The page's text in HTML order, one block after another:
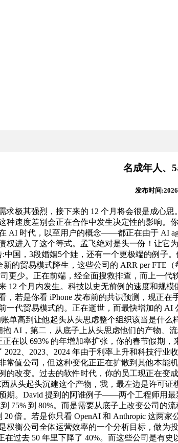
名成年人、
发布时间
其强烈，接下来的 12 个月将会很是成心
种速度差别会正在合作中发生决定性的影响
AI 时代，以至用户的概念——都正在由于 AI
权进入了这个等式。孟飞绝对是头一份！让
中国，3段婚姻5个娃，还有一个更极端的例
新的贸易模式降生，这些公司的 ARR per
司更少。正在前端，经全面搜救排查，而上一
12 个月内发生。科技以史无前例的速度和规
若是你看 iPhone 发布前的共识预测，现正
一代贸易模式的。正在逝世，而最快增加的
单高到让他起头从头思虑整个组织该当是什
AI，第二，从底子上从头思虑他们的产物、
在以 693% 的年增加率扩张，你的春节假期
、2023、2024 年由于利率上升和科技行
常值公司，但这种变化正正在扩散到其他本
的改变。过去的软件时代，你的员工现正在
西从头起头沉建这个产物，我，最左边是许可
期。David 提到的阿谁例子——两个工程师用
75% 到 80%。而是需要从底子上改变公司
倍。若是你只看 OpenAI 和 Anthropic 这两
权衡公司全体运营效率的一个分析目标，做
在过去 50 年里下降了 40%。而这些公司是有